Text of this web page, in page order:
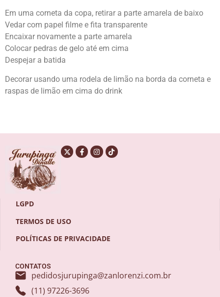
Em uma corneta da copa, retirar a parte amarela de baixo
Vedar com papel filme e fita transparente
Encaixar novamente a parte amarela
Colocar pedras de gelo até em cima
Despejar a batida
Decorar usando uma rodela de limão na borda da corneta e
raspas de limão em cima do drink
LGPD
TERMOS DE USO
POLÍTICAS DE PRIVACIDADE
CONTATOS
pedidosjurupinga@zanlorenzi.com.br
(11) 97226-3696